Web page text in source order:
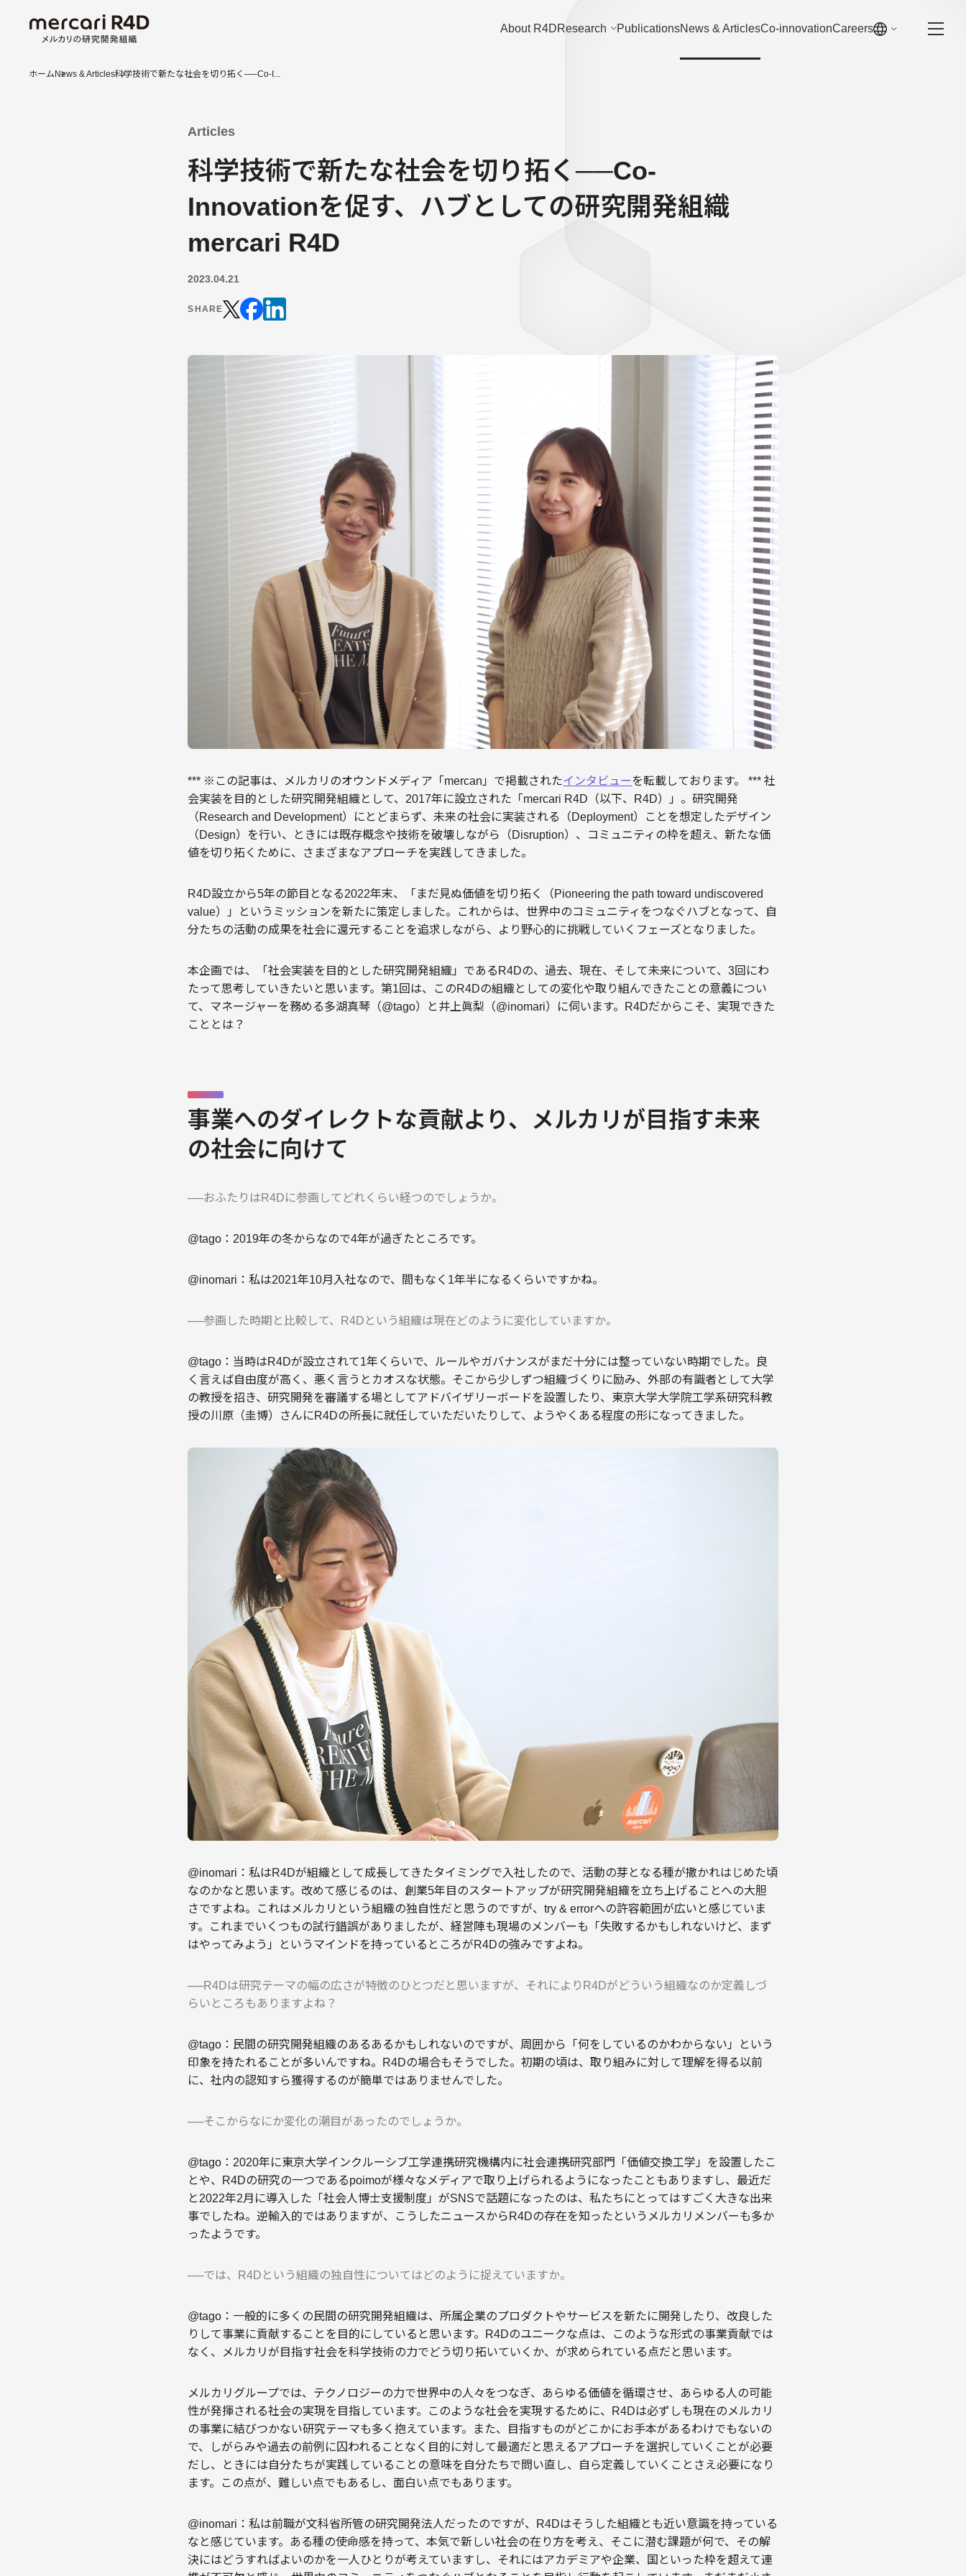
About R4DResearch PublicationsNews & ArticlesCo-innovationCareers
ホーム News & Articles科学技術で新たな社会を切り拓く──Co-I...
Articles
科学技術で新たな社会を切り拓く──Co-
Innovationを促す、ハブとしての研究開発組織
mercari R4D
2023.04.21
SHARE
*** ※この記事は、メルカリのオウンドメディア「mercan」で掲載されたインタビューを転載しております。 *** 社
会実装を目的とした研究開発組織として、2017年に設立された「mercari R4D（以下、R4D）」。研究開発
（Research and Development）にとどまらず、未来の社会に実装される（Deployment）ことを想定したデザイン
（Design）を行い、ときには既存概念や技術を破壊しながら（Disruption）、コミュニティの枠を超え、新たな価
値を切り拓くために、さまざまなアプローチを実践してきました。
R4D設立から5年の節目となる2022年末、「まだ見ぬ価値を切り拓く（Pioneering the path toward undiscovered
value）」というミッションを新たに策定しました。これからは、世界中のコミュニティをつなぐハブとなって、自
分たちの活動の成果を社会に還元することを追求しながら、より野心的に挑戦していくフェーズとなりました。
本企画では、「社会実装を目的とした研究開発組織」であるR4Dの、過去、現在、そして未来について、3回にわ
たって思考していきたいと思います。第1回は、このR4Dの組織としての変化や取り組んできたことの意義につい
て、マネージャーを務める多湖真琴（@tago）と井上眞梨（@inomari）に伺います。R4Dだからこそ、実現できた
こととは？
事業へのダイレクトな貢献より、メルカリが目指す未来
の社会に向けて
──おふたりはR4Dに参画してどれくらい経つのでしょうか。
@tago：2019年の冬からなので4年が過ぎたところです。
@inomari：私は2021年10月入社なので、間もなく1年半になるくらいですかね。
──参画した時期と比較して、R4Dという組織は現在どのように変化していますか。
@tago：当時はR4Dが設立されて1年くらいで、ルールやガバナンスがまだ十分には整っていない時期でした。良
く言えば自由度が高く、悪く言うとカオスな状態。そこから少しずつ組織づくりに励み、外部の有識者として大学
の教授を招き、研究開発を審議する場としてアドバイザリーボードを設置したり、東京大学大学院工学系研究科教
授の川原（圭博）さんにR4Dの所長に就任していただいたりして、ようやくある程度の形になってきました。
@inomari：私はR4Dが組織として成長してきたタイミングで入社したので、活動の芽となる種が撒かれはじめた頃
なのかなと思います。改めて感じるのは、創業5年目のスタートアップが研究開発組織を立ち上げることへの大胆
さですよね。これはメルカリという組織の独自性だと思うのですが、try & errorへの許容範囲が広いと感じていま
す。これまでいくつもの試行錯誤がありましたが、経営陣も現場のメンバーも「失敗するかもしれないけど、まず
はやってみよう」というマインドを持っているところがR4Dの強みですよね。
──R4Dは研究テーマの幅の広さが特徴のひとつだと思いますが、それによりR4Dがどういう組織なのか定義しづ
らいところもありますよね？
@tago：民間の研究開発組織のあるあるかもしれないのですが、周囲から「何をしているのかわからない」という
印象を持たれることが多いんですね。R4Dの場合もそうでした。初期の頃は、取り組みに対して理解を得る以前
に、社内の認知すら獲得するのが簡単ではありませんでした。
──そこからなにか変化の潮目があったのでしょうか。
@tago：2020年に東京大学インクルーシブ工学連携研究機構内に社会連携研究部門「価値交換工学」を設置したこ
とや、R4Dの研究の一つであるpoimoが様々なメディアで取り上げられるようになったこともありますし、最近だ
と2022年2月に導入した「社会人博士支援制度」がSNSで話題になったのは、私たちにとってはすごく大きな出来
事でしたね。逆輸入的ではありますが、こうしたニュースからR4Dの存在を知ったというメルカリメンバーも多か
ったようです。
──では、R4Dという組織の独自性についてはどのように捉えていますか。
@tago：一般的に多くの民間の研究開発組織は、所属企業のプロダクトやサービスを新たに開発したり、改良した
りして事業に貢献することを目的にしていると思います。R4Dのユニークな点は、このような形式の事業貢献では
なく、メルカリが目指す社会を科学技術の力でどう切り拓いていくか、が求められている点だと思います。
メルカリグループでは、テクノロジーの力で世界中の人々をつなぎ、あらゆる価値を循環させ、あらゆる人の可能
性が発揮される社会の実現を目指しています。このような社会を実現するために、R4Dは必ずしも現在のメルカリ
の事業に結びつかない研究テーマも多く抱えています。また、目指すものがどこかにお手本があるわけでもないの
で、しがらみや過去の前例に囚われることなく目的に対して最適だと思えるアプローチを選択していくことが必要
だし、ときには自分たちが実践していることの意味を自分たちで問い直し、自ら定義していくことさえ必要になり
ます。この点が、難しい点でもあるし、面白い点でもあります。
@inomari：私は前職が文科省所管の研究開発法人だったのですが、R4Dはそうした組織とも近い意識を持っている
なと感じています。ある種の使命感を持って、本気で新しい社会の在り方を考え、そこに潜む課題が何で、その解
決にはどうすればよいのかを一人ひとりが考えていますし、それにはアカデミアや企業、国といった枠を超えて連